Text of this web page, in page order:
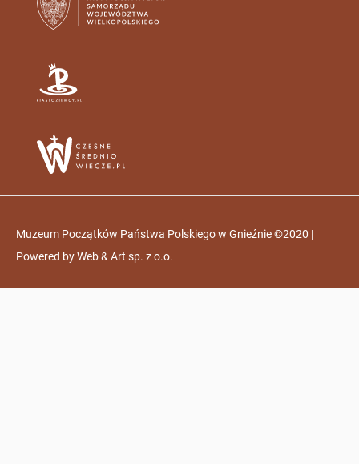
Muzeum Początków Państwa Polskiego w Gnieźnie ©2020 |
Powered byWeb & Art sp. z o.o.